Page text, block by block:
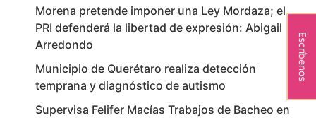
Morena pretende imponer una Ley Mordaza; el
PRI defenderá la libertad de expresión: Abigail
Arredondo
Municipio de Querétaro realiza detección
temprana y diagnóstico de autismo
Supervisa Felifer Macías Trabajos de Bacheo en
Escríbenos